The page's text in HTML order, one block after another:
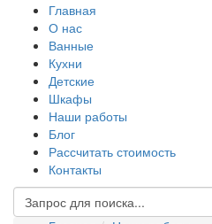
Главная
О нас
Ванные
Кухни
Детские
Шкафы
Наши работы
Блог
Рассчитать стоимость
Контакты